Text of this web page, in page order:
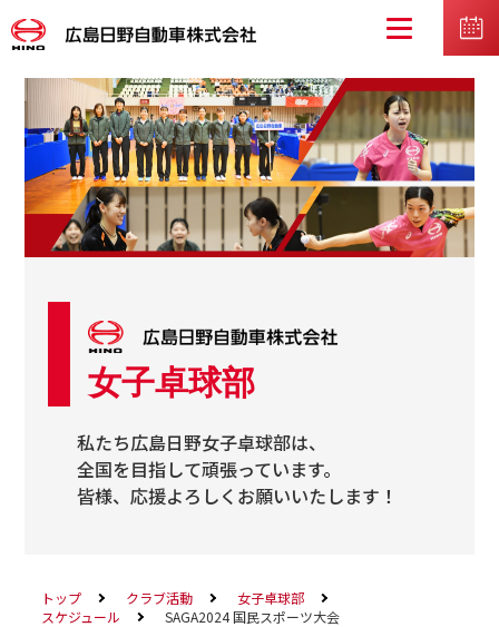
女子卓球部
私たち広島日野女子卓球部は、
全国を目指して頑張っています。
皆様、応援よろしくお願いいたします！
トップ クラブ活動
女子卓球部
スケジュール
SAGA2024 国民スポーツ大会